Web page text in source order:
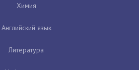
Химия
Английский язык
Литература